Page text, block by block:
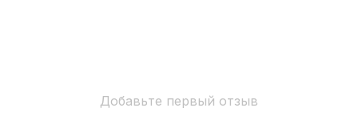
Добавьте первый отзыв